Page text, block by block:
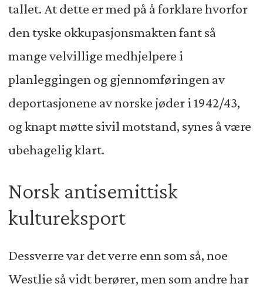
tallet. At dette er med på å forklare hvorfor
den tyske okkupasjonsmakten fant så
mange velvillige medhjelpere i
planleggingen og gjennomføringen av
deportasjonene av norske jøder i 1942/43,
og knapt møtte sivil motstand, synes å være
ubehagelig klart.
Norsk antisemittisk
kultureksport
Dessverre var det verre enn som så, noe
Westlie så vidt berører, men som andre har